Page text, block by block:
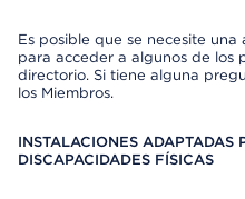
Es posible que se necesite
para acceder a algunos de los
directorio. Si tiene alguna
los Miembros.
INSTALACIONES ADAPTADAS
DISCAPACIDADES FÍSICAS